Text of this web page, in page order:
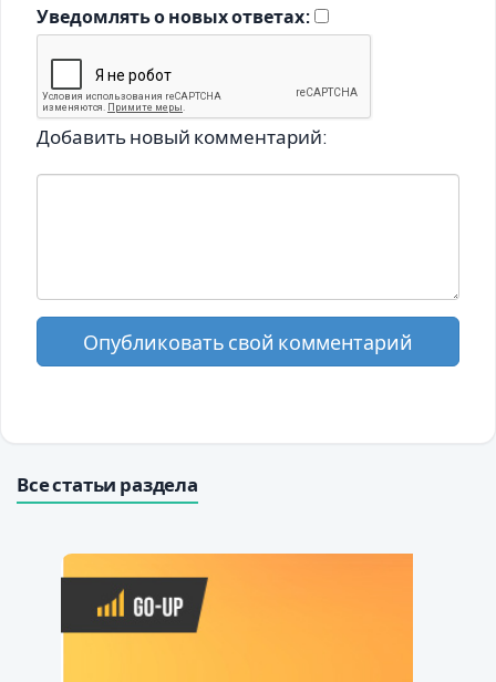
Уведомлять о новых ответах:
Добавить новый комментарий:
Опубликовать свой комментарий
Все статьи раздела